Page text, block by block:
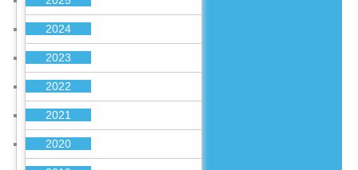
2024
2023
2022
2021
2020